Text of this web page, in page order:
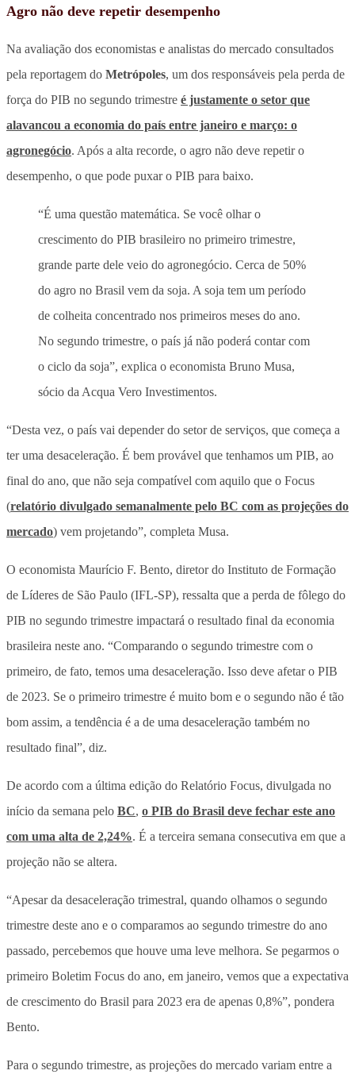
Agro não deve repetir desempenho
Na avaliação dos economistas e analistas do mercado consultados
pela reportagem do Metrópoles, um dos responsáveis pela perda de
força do PIB no segundo trimestre é justamente o setor que
alavancou a economia do país entre janeiro e março: o
agronegócio. Após a alta recorde, o agro não deve repetir o
desempenho, o que pode puxar o PIB para baixo.
“É uma questão matemática. Se você olhar o
crescimento do PIB brasileiro no primeiro trimestre,
grande parte dele veio do agronegócio. Cerca de 50%
do agro no Brasil vem da soja. A soja tem um período
de colheita concentrado nos primeiros meses do ano.
No segundo trimestre, o país já não poderá contar com
o ciclo da soja”, explica o economista Bruno Musa,
sócio da Acqua Vero Investimentos.
“Desta vez, o país vai depender do setor de serviços, que começa a
ter uma desaceleração. É bem provável que tenhamos um PIB, ao
final do ano, que não seja compatível com aquilo que o Focus
(relatório divulgado semanalmente pelo BC com as projeções do
mercado) vem projetando”, completa Musa.
O economista Maurício F. Bento, diretor do Instituto de Formação
de Líderes de São Paulo (IFL-SP), ressalta que a perda de fôlego do
PIB no segundo trimestre impactará o resultado final da economia
brasileira neste ano. “Comparando o segundo trimestre com o
primeiro, de fato, temos uma desaceleração. Isso deve afetar o PIB
de 2023. Se o primeiro trimestre é muito bom e o segundo não é tão
bom assim, a tendência é a de uma desaceleração também no
resultado final”, diz.
De acordo com a última edição do Relatório Focus, divulgada no
início da semana pelo BC, o PIB do Brasil deve fechar este ano
com uma alta de 2,24%. É a terceira semana consecutiva em que a
projeção não se altera.
“Apesar da desaceleração trimestral, quando olhamos o segundo
trimestre deste ano e o comparamos ao segundo trimestre do ano
passado, percebemos que houve uma leve melhora. Se pegarmos o
primeiro Boletim Focus do ano, em janeiro, vemos que a expectativa
de crescimento do Brasil para 2023 era de apenas 0,8%”, pondera
Bento.
Para o segundo trimestre, as projeções do mercado variam entre a